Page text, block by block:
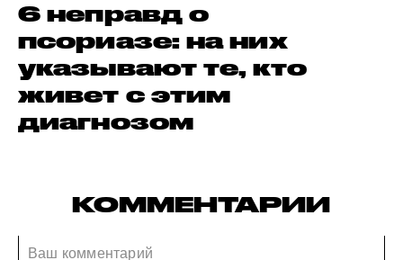
6 неправд о
псориазе: на них
указывают те, кто
живет с этим
диагнозом
КОММЕНТАРИИ